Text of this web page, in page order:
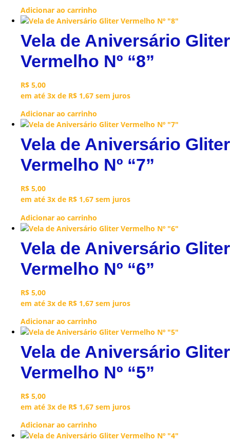
Adicionar ao carrinho
Vela de Aniversário Gliter
Vermelho Nº “8”
R$ 5,00
em até 3x de R$ 1,67 sem juros
Adicionar ao carrinho
Vela de Aniversário Gliter
Vermelho Nº “7”
R$ 5,00
em até 3x de R$ 1,67 sem juros
Adicionar ao carrinho
Vela de Aniversário Gliter
Vermelho Nº “6”
R$ 5,00
em até 3x de R$ 1,67 sem juros
Adicionar ao carrinho
Vela de Aniversário Gliter
Vermelho Nº “5”
R$ 5,00
em até 3x de R$ 1,67 sem juros
Adicionar ao carrinho